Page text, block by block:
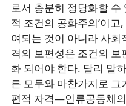
로서 충분히 정당화할 수
적 조건의 공화주의’이
여되는 것이 아니라 사
격의 보편성은 조건의 보
화 되어야 한다. 달리 말
른 모두와 마찬가지로
편적 자격―인류공동체